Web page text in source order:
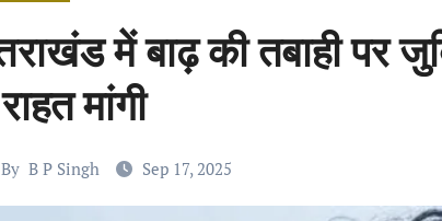
में बाढ़ की तबाही पर
मांगी
By B P Singh Sep 17, 2025